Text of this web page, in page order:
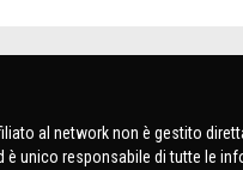
al network non è gestito
è unico responsabile di tutte le